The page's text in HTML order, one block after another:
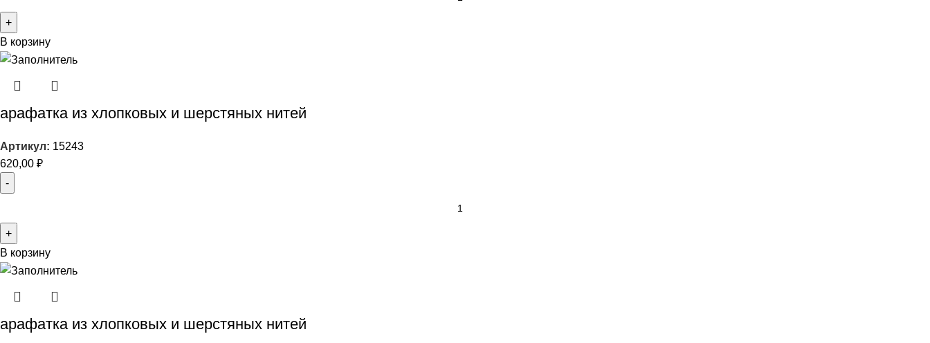
В корзину
арафатка из хлопковых и шерстяных нитей
Артикул: 15243
620,00 ₽
В корзину
арафатка из хлопковых и шерстяных нитей